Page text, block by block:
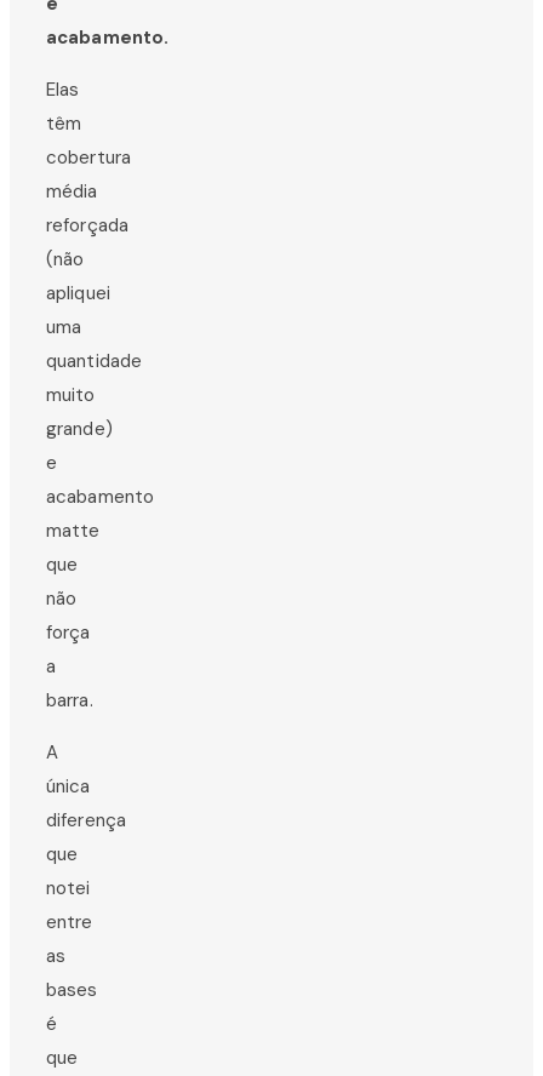
acabamento.
Elas
têm
cobertura
média
reforçada
(não
apliquei
uma
quantidade
muito
grande)
e
acabamento
matte
que
não
força
a
barra.
A
única
diferença
que
notei
entre
as
bases
é
que